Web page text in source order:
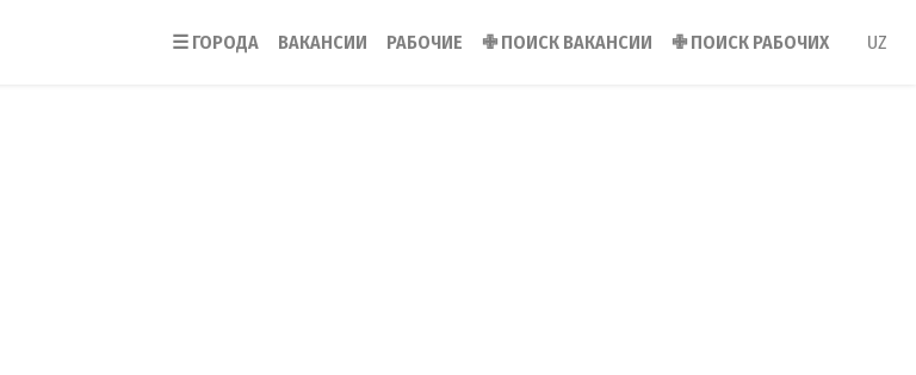
☰ ГОРОДА ВАКАНСИИ РАБОЧИЕ ✙ПОИСК ВАКАНСИИ ✙ПОИСК РАБОЧИХ UZ